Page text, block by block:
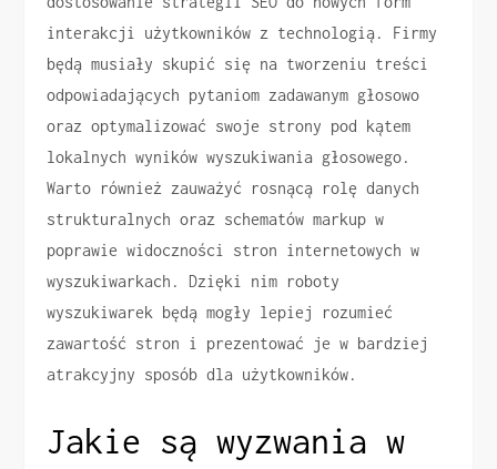
interakcji użytkowników z technologią. Firmy
będą musiały skupić się na tworzeniu treści
odpowiadających pytaniom zadawanym głosowo
oraz optymalizować swoje strony pod kątem
lokalnych wyników wyszukiwania głosowego.
Warto również zauważyć rosnącą rolę danych
strukturalnych oraz schematów markup w
poprawie widoczności stron internetowych w
wyszukiwarkach. Dzięki nim roboty
wyszukiwarek będą mogły lepiej rozumieć
zawartość stron i prezentować je w bardziej
atrakcyjny sposób dla użytkowników.
Jakie są wyzwania w